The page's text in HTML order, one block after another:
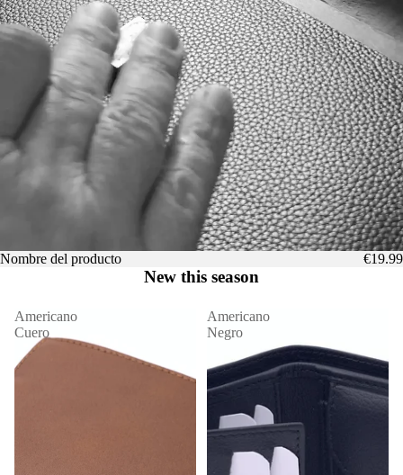
Nombre del producto €19.99
New this season
Americano
Cuero
Americano
Negro